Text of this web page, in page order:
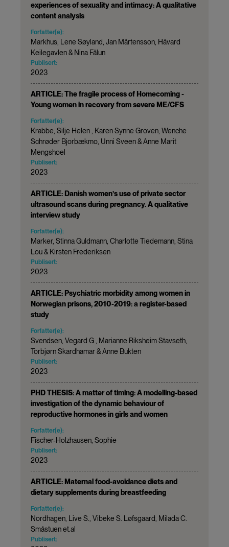
experiences of sexuality and intimacy: A qualitative
content analysis
Forfatter(e):
Markhus, Lene Søyland, Jan Mårtensson, Håvard
Keilegavlen & Nina Fålun
Publisert:
2023
ARTICLE: The fragile process of Homecoming -
Young women in recovery from severe ME/CFS
Forfatter(e):
Krabbe, Silje Helen , Karen Synne Groven, Wenche
Schrøder Bjorbækmo, Unni Sveen & Anne Marit
Mengshoel
Publisert:
2023
ARTICLE: Danish women’s use of private sector
ultrasound scans during pregnancy. A qualitative
interview study
Forfatter(e):
Marker, Stinna Guldmann, Charlotte Tiedemann, Stina
Lou & Kirsten Frederiksen
Publisert:
2023
ARTICLE: Psychiatric morbidity among women in
Norwegian prisons, 2010-2019: a register-based
study
Forfatter(e):
Svendsen, Vegard G , Marianne Riksheim Stavseth,
Torbjørn Skardhamar & Anne Bukten
Publisert:
2023
PHD THESIS: A matter of timing: A modelling-based
investigation of the dynamic behaviour of
reproductive hormones in girls and women
Forfatter(e):
Fischer-Holzhausen, Sophie
Publisert:
2023
ARTICLE: Maternal food-avoidance diets and
dietary supplements during breastfeeding
Forfatter(e):
Nordhagen, Live S., Vibeke S. Løfsgaard, Milada C.
Småstuen et.al
Publisert: